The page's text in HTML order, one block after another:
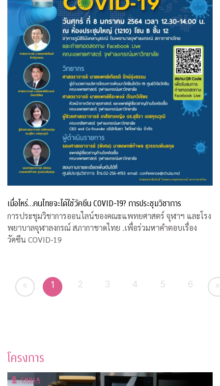
เมื่อไหร่…คนไทยจะได้ใช้วัคซีน COVID-19? การประชุมวิชาการ
การประชุมวิชาการออนไลน์ของคณะแพทยศาสตร์ จุฬาฯ และโรง
พยาบาลจุฬาลงกรณ์ สภากาชาดไทย .เพื่อร่วมหาคำตอบเรื่อง
วัคซีน COVID-19
« 1 2 3 4 5 6 »
โครงการ